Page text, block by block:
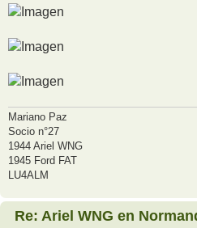
Mariano Paz
Socio n°27
1944 Ariel WNG
1945 Ford FAT
LU4ALM
Re: Ariel WNG en